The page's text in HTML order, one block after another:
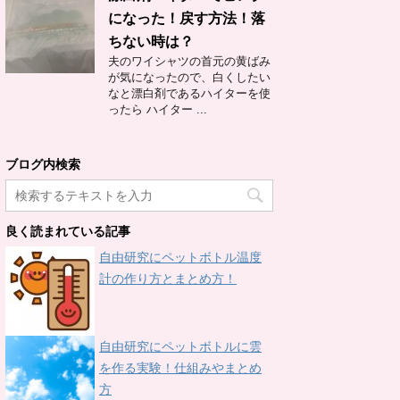
になった！戻す方法！落
ちない時は？
夫のワイシャツの首元の黄ばみ
が気になったので、白くしたい
なと漂白剤であるハイターを使
ったら ハイター ...
ブログ内検索
良く読まれている記事
自由研究にペットボトル温度
計の作り方とまとめ方！
自由研究にペットボトルに雲
を作る実験！仕組みやまとめ
方